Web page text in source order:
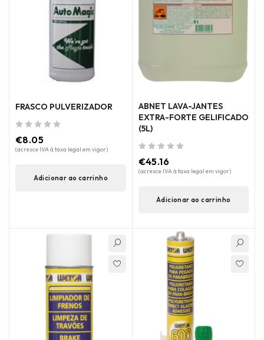
FRASCO PULVERIZADOR
€8.05
(acresce IVA à taxa legal em vigor)
Adicionar ao carrinho
ABNET LAVA-JANTES
EXTRA-FORTE GELIFICADO
(5L)
€45.16
(acresce IVA à taxa legal em vigor)
Adicionar ao carrinho